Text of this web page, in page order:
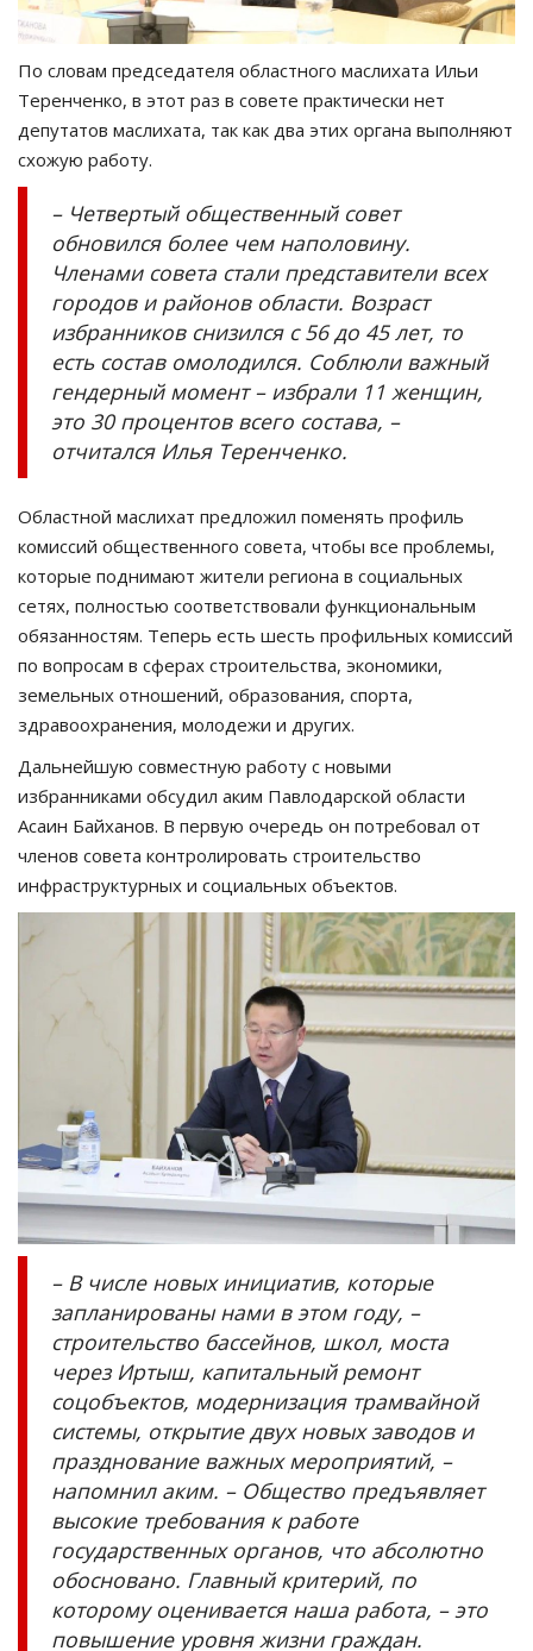
По словам председателя областного маслихата Ильи
Теренченко, в этот раз в совете практически нет
депутатов маслихата, так как два этих органа выполняют
схожую работу.
– Четвертый общественный совет
обновился более чем наполовину.
Членами совета стали представители всех
городов и районов области. Возраст
избранников снизился с 56 до 45 лет, то
есть состав омолодился. Соблюли важный
гендерный момент – избрали 11 женщин,
это 30 процентов всего состава, –
отчитался Илья Теренченко.
Областной маслихат предложил поменять профиль
комиссий общественного совета, чтобы все проблемы,
которые поднимают жители региона в социальных
сетях, полностью соответствовали функциональным
обязанностям. Теперь есть шесть профильных комиссий
по вопросам в сферах строительства, экономики,
земельных отношений, образования, спорта,
здравоохранения, молодежи и других.
Дальнейшую совместную работу с новыми
избранниками обсудил аким Павлодарской области
Асаин Байханов. В первую очередь он потребовал от
членов совета контролировать строительство
инфраструктурных и социальных объектов.
– В числе новых инициатив, которые
запланированы нами в этом году, –
строительство бассейнов, школ, моста
через Иртыш, капитальный ремонт
соцобъектов, модернизация трамвайной
системы, открытие двух новых заводов и
празднование важных мероприятий, –
напомнил аким. – Общество предъявляет
высокие требования к работе
государственных органов, что абсолютно
обосновано. Главный критерий, по
которому оценивается наша работа, – это
повышение уровня жизни граждан.